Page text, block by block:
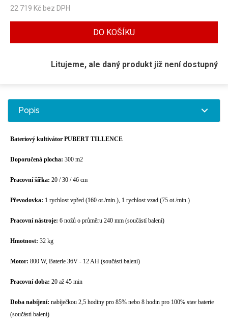
22 719 Kč bez DPH
DO KOŠÍKU
Litujeme, ale daný produkt již není dostupný
Popis
Bateriový kultivátor PUBERT TILLENCE
Doporučená plocha: 300 m2
Pracovní šířka: 20 / 30 / 46 cm
Převodovka: 1 rychlost vpřed (160 ot./min.), 1 rychlost vzad (75 ot./min.)
Pracovní nástroje: 6 nožů o průměru 240 mm (součástí balení)
Hmotnost: 32 kg
Motor: 800 W, Baterie 36V - 12 AH (součástí balení)
Pracovní doba: 20 až 45 min
Doba nabíjení: nabíječkou 2,5 hodiny pro 85% nebo 8 hodin pro 100% stav baterie
(součástí balení)